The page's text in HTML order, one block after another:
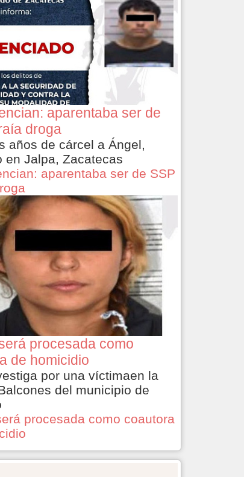
aparentaba ser de
droga
años de cárcel a Ángel,
en Jalpa, Zacatecas
aparentaba ser de SSP
procesada como
de homicidio
por una víctimaen la
del municipio de
procesada como coautora